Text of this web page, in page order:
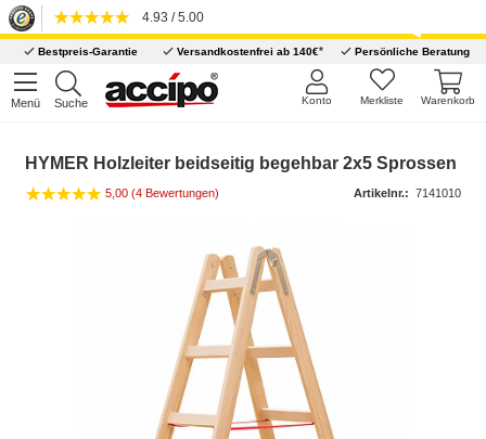
4.93 / 5.00
Bestpreis-Garantie Versandkostenfrei ab 140€* Persönliche Beratung
Menü Suche Warenkorb
Merkliste
Konto
HYMER Holzleiter beidseitig begehbar 2x5 Sprossen
5,00 (4 Bewertungen) Artikelnr.: 7141010